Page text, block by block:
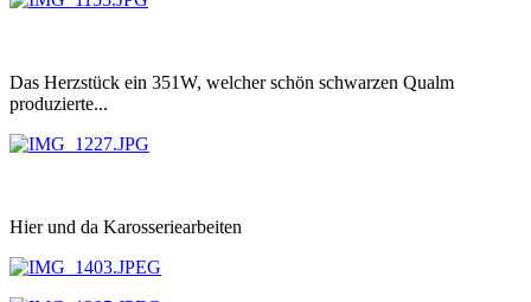
Das Herzstück ein 351W, welcher schön schwarzen Qualm
produzierte...
Hier und da Karosseriearbeiten